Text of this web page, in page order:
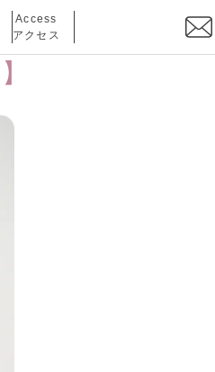
Access
アクセス